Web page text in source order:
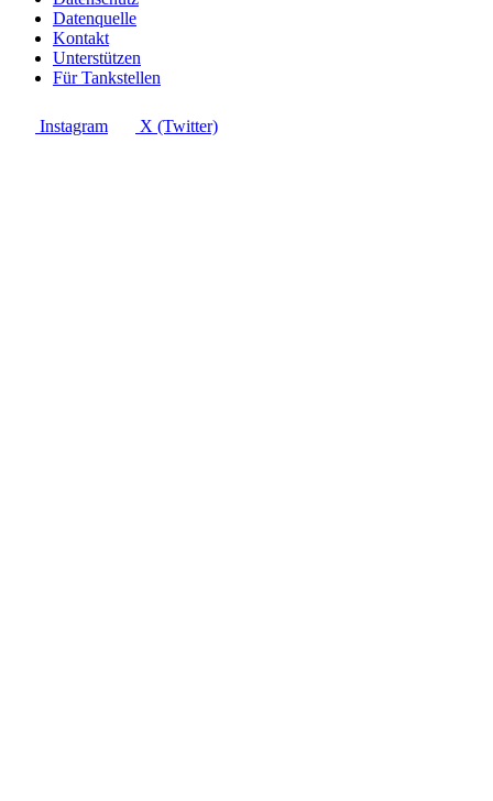
Datenquelle
Kontakt
Unterstützen
Für Tankstellen
Instagram X (Twitter)